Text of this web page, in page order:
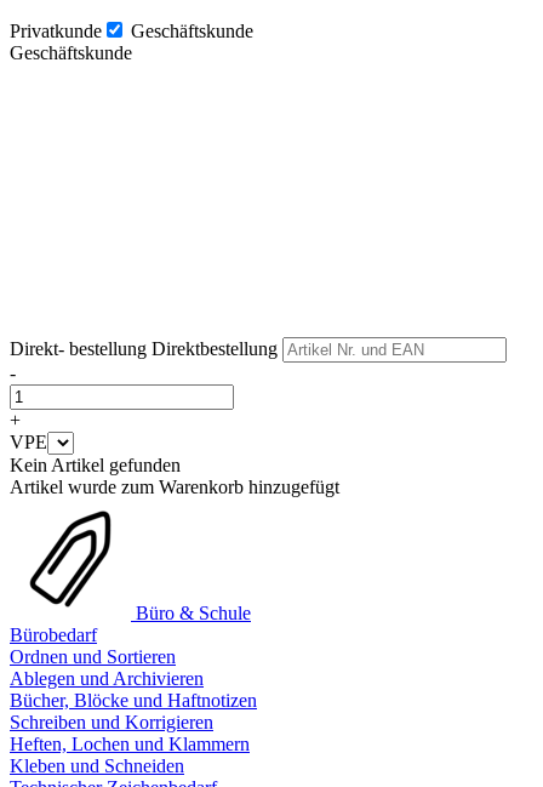
Privatkunde
Geschäftskunde
Geschäftskunde
Direkt- bestellung Direktbestellung
-
+
VPE
Kein Artikel gefunden
Artikel wurde zum Warenkorb hinzugefügt
Büro & Schule
Bürobedarf
Ordnen und Sortieren
Ablegen und Archivieren
Bücher, Blöcke und Haftnotizen
Schreiben und Korrigieren
Heften, Lochen und Klammern
Kleben und Schneiden